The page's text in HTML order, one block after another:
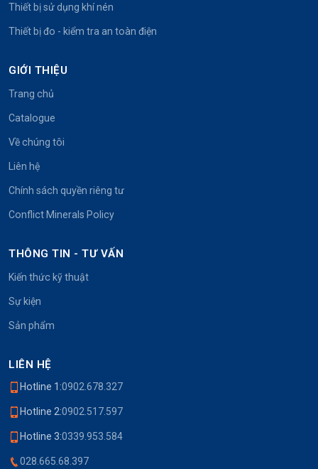
Thiết bị sử dụng khí nén
Thiết bị đo - kiểm tra an toàn điện
GIỚI THIỆU
Trang chủ
Catalogue
Về chúng tôi
Liên hệ
Chính sách quyền riêng tư
Conflict Minerals Policy
THÔNG TIN - TƯ VẤN
Kiến thức kỹ thuật
Sự kiện
Sản phẩm
LIÊN HỆ
Hotline 1:0902.678.327
Hotline 2:0902.517.597
Hotline 3:0339.953.584
028.665.68.397